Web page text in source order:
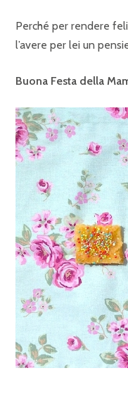
Perché per rendere
l’avere per lei un
Buona Festa della